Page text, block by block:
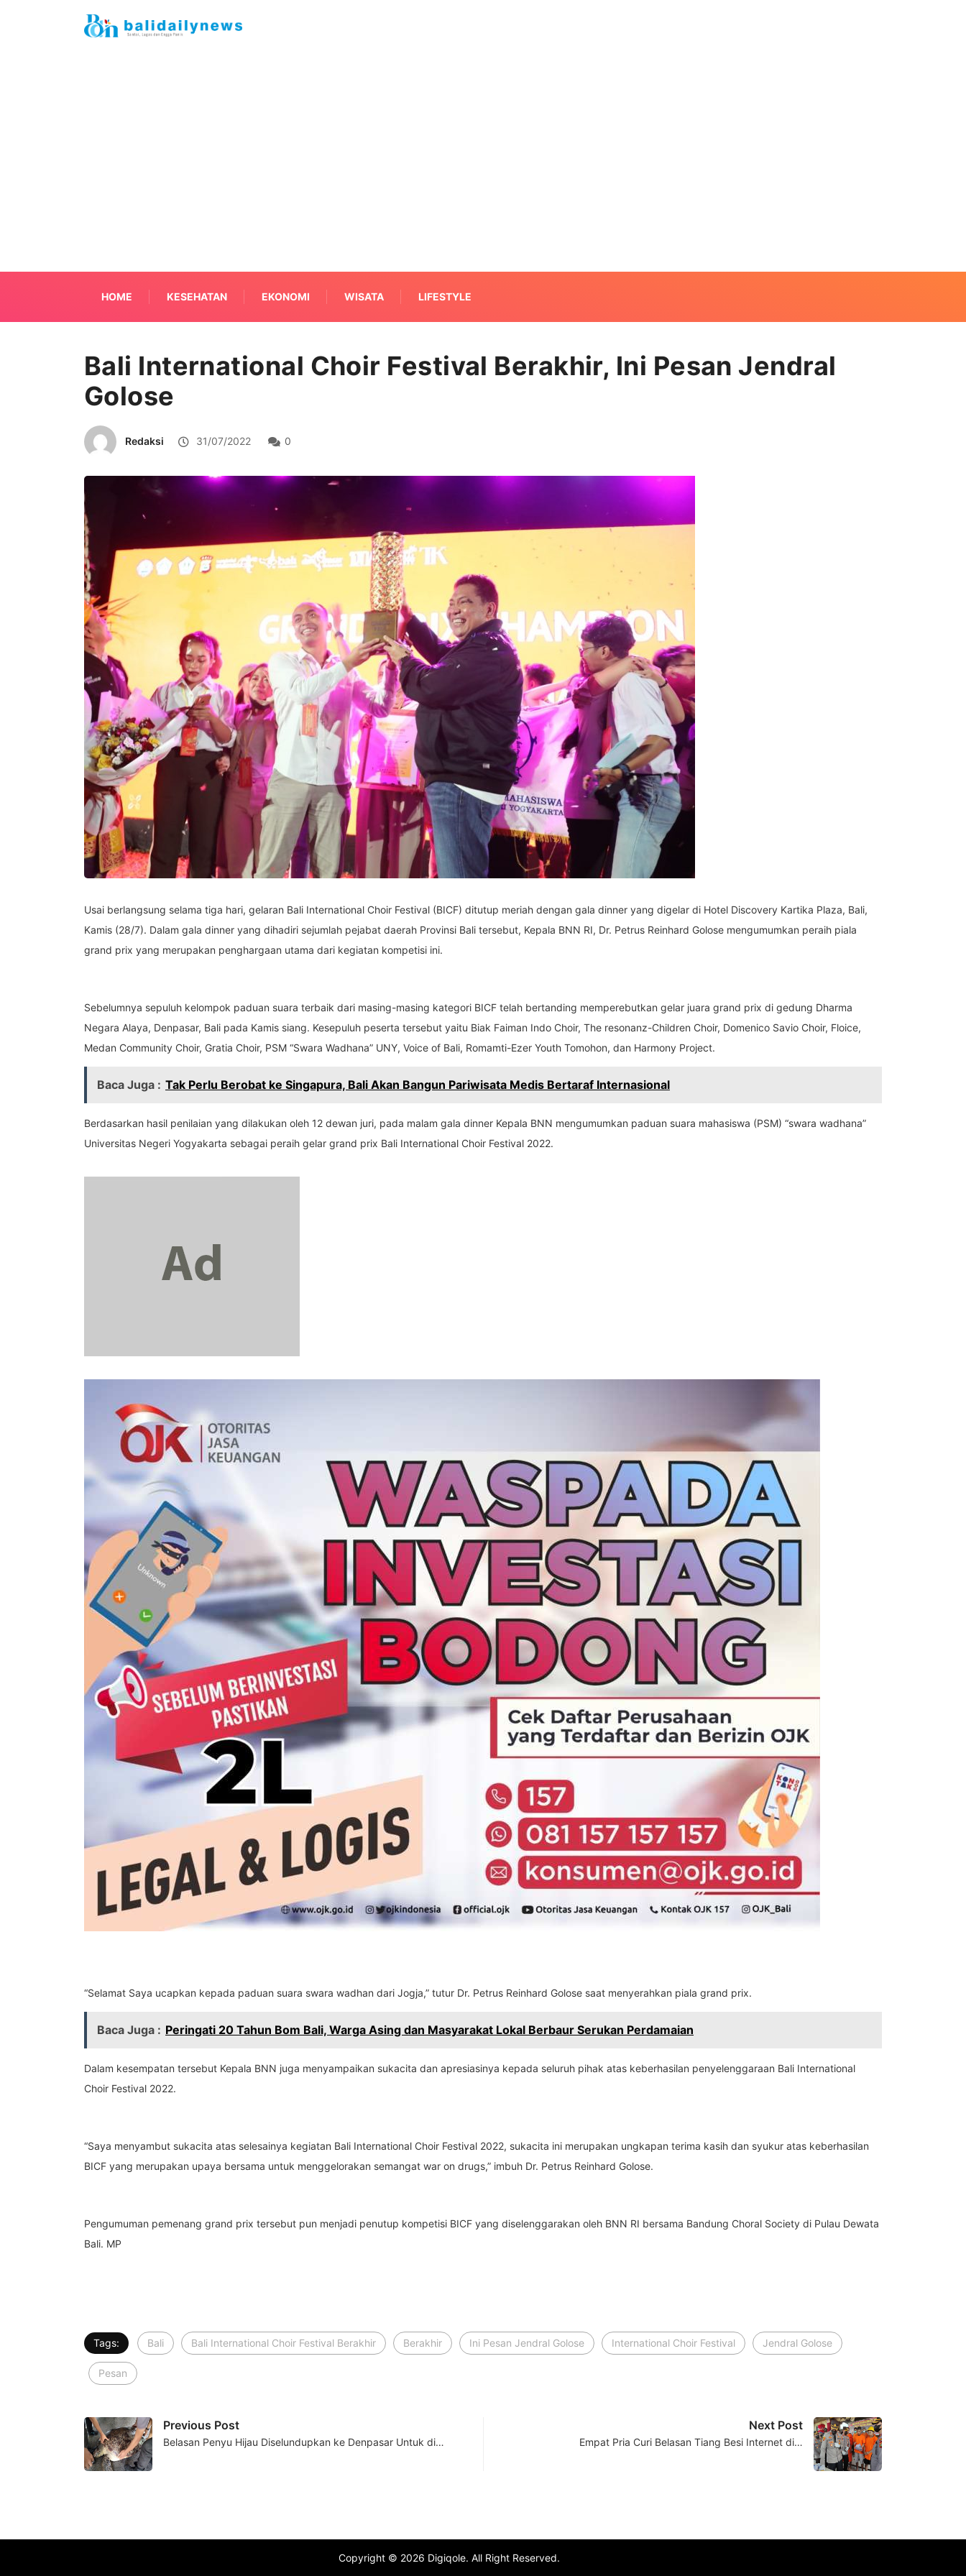
HOME KESEHATAN EKONOMI WISATA LIFESTYLE
Bali International Choir Festival Berakhir, Ini Pesan Jendral
Golose
Redaksi 31/07/2022 0
Usai berlangsung selama tiga hari, gelaran Bali International Choir Festival (BICF) ditutup meriah dengan gala dinner yang digelar di Hotel Discovery Kartika Plaza, Bali,
Kamis (28/7). Dalam gala dinner yang dihadiri sejumlah pejabat daerah Provinsi Bali tersebut, Kepala BNN RI, Dr. Petrus Reinhard Golose mengumumkan peraih piala
grand prix yang merupakan penghargaan utama dari kegiatan kompetisi ini.
Sebelumnya sepuluh kelompok paduan suara terbaik dari masing-masing kategori BICF telah bertanding memperebutkan gelar juara grand prix di gedung Dharma
Negara Alaya, Denpasar, Bali pada Kamis siang. Kesepuluh peserta tersebut yaitu Biak Faiman Indo Choir, The resonanz-Children Choir, Domenico Savio Choir, Floice,
Medan Community Choir, Gratia Choir, PSM “Swara Wadhana” UNY, Voice of Bali, Romamti-Ezer Youth Tomohon, dan Harmony Project.
Baca Juga : Tak Perlu Berobat ke Singapura, Bali Akan Bangun Pariwisata Medis Bertaraf Internasional
Berdasarkan hasil penilaian yang dilakukan oleh 12 dewan juri, pada malam gala dinner Kepala BNN mengumumkan paduan suara mahasiswa (PSM) “swara wadhana”
Universitas Negeri Yogyakarta sebagai peraih gelar grand prix Bali International Choir Festival 2022.
“Selamat Saya ucapkan kepada paduan suara swara wadhan dari Jogja,” tutur Dr. Petrus Reinhard Golose saat menyerahkan piala grand prix.
Baca Juga : Peringati 20 Tahun Bom Bali, Warga Asing dan Masyarakat Lokal Berbaur Serukan Perdamaian
Dalam kesempatan tersebut Kepala BNN juga menyampaikan sukacita dan apresiasinya kepada seluruh pihak atas keberhasilan penyelenggaraan Bali International
Choir Festival 2022.
“Saya menyambut sukacita atas selesainya kegiatan Bali International Choir Festival 2022, sukacita ini merupakan ungkapan terima kasih dan syukur atas keberhasilan
BICF yang merupakan upaya bersama untuk menggelorakan semangat war on drugs,” imbuh Dr. Petrus Reinhard Golose.
Pengumuman pemenang grand prix tersebut pun menjadi penutup kompetisi BICF yang diselenggarakan oleh BNN RI bersama Bandung Choral Society di Pulau Dewata
Bali. MP
Tags: Bali Bali International Choir Festival Berakhir Berakhir Ini Pesan Jendral Golose International Choir Festival Jendral Golose
Pesan
Previous Post
Belasan Penyu Hijau Diselundupkan ke Denpasar Untuk di…
Next Post
Empat Pria Curi Belasan Tiang Besi Internet di…
Copyright © 2026 Digiqole. All Right Reserved.